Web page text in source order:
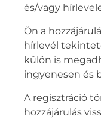
és/vagy
Ön a
hírlevél
külön is
ingyenesen és
A regisztráció
hozzájárulás